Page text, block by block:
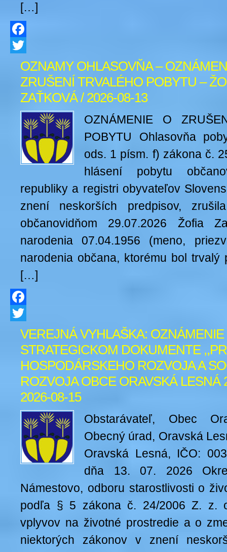
[…]
Facebook
Twitter
OZNAMY OHLASOVŇA –
ZRUŠENÍ TRVALÉHO POBYTU –
ZAŤKOVÁ / 2026-08-13
OZNÁMENIE O
POBYTU Ohlasovňa
ods. 1 písm. f) zákona č.
hlásení pobytu
republiky a registri obyvateľov
znení neskorších predpisov,
občanovidňom 29.07.2026 Žofia
narodenia 07.04.1956 (meno,
narodenia občana, ktorému bol trvalý
[…]
Facebook
Twitter
VEREJNÁ VYHLAŠKA: OZNÁMENIE
STRATEGICKOM DOKUMENTE
HOSPODÁRSKEHO ROZVOJA A
ROZVOJA OBCE ORAVSKÁ LESNÁ
2026-08-15
Obstarávateľ, Obec
Obecný úrad, Oravská
Oravská Lesná, IČO:
dňa 13. 07. 2026
Námestovo, odboru starostlivosti o
podľa § 5 zákona č. 24/2006 Z. z.
vplyvov na životné prostredie a o
niektorých zákonov v znení